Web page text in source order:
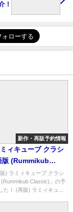
！
新作・再販予約情報
ミィキューブ クラシ
版 (Rummikub
概略と予約購入可能
介！
) ラミィキューブ クラシ
(Rummikub Classic)」の予
た！ (再販) ラミィキュ...